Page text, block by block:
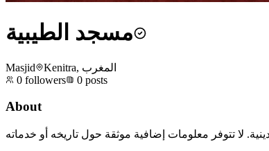
مسجد الطيبية
Masjid
Kenitra, المغرب
0 followers 0 posts
About